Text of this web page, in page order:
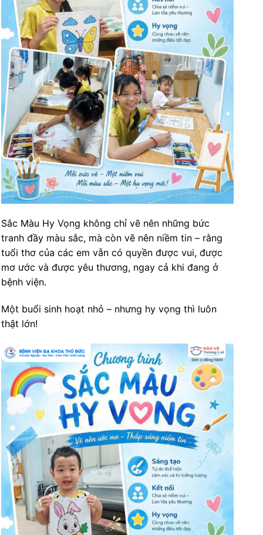
Sắc Màu Hy Vọng không chỉ vẽ nên những bức
tranh đầy màu sắc, mà còn vẽ nên niềm tin – rằng
tuổi thơ của các em vẫn có quyền được vui, được
mơ ước và được yêu thương, ngay cả khi đang ở
bệnh viện.
Một buổi sinh hoạt nhỏ – nhưng hy vọng thì luôn
thật lớn!